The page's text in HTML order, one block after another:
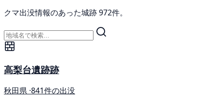
クマ出没情報のあった城跡 972件。
高梨台遺跡跡
秋田県 ·841件の出没